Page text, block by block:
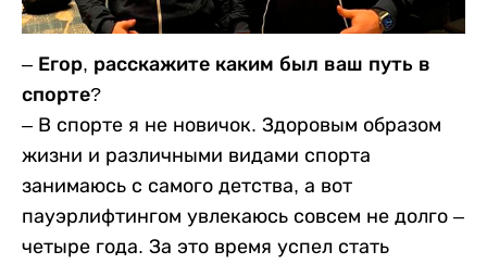
– Егор, расскажите каким был ваш путь в
спорте?
– В спорте я не новичок. Здоровым образом
жизни и различными видами спорта
занимаюсь с самого детства, а вот
пауэрлифтингом увлекаюсь совсем не долго –
четыре года. За это время успел стать